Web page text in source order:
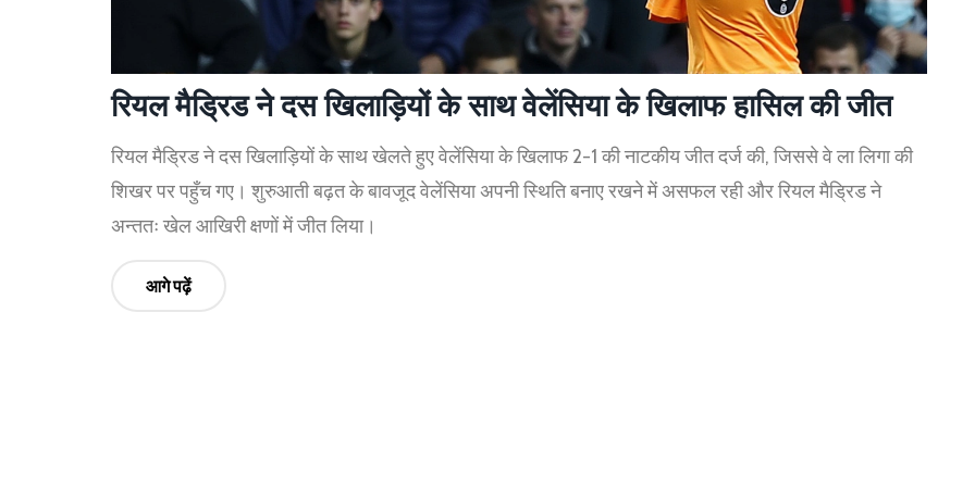
रियल मैड्रिड ने दस खिलाड़ियों के साथ वेलेंसिया के खिलाफ हासिल की जीत
रियल मैड्रिड ने दस खिलाड़ियों के साथ खेलते हुए वेलेंसिया के खिलाफ 2-1 की नाटकीय जीत दर्ज की, जिससे वे ला लिगा की
शिखर पर पहुँच गए। शुरुआती बढ़त के बावजूद वेलेंसिया अपनी स्थिति बनाए रखने में असफल रही और रियल मैड्रिड ने
अन्ततः खेल आखिरी क्षणों में जीत लिया।
आगे पढ़ें